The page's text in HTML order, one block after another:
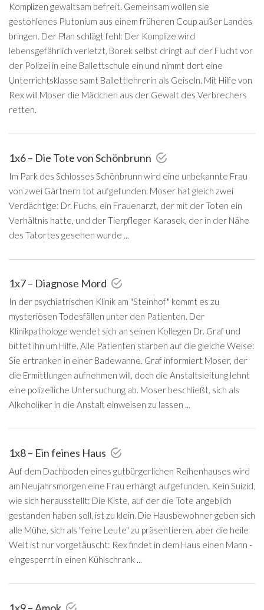
Komplizen gewaltsam befreit. Gemeinsam wollen sie
gestohlenes Plutonium aus einem früheren Coup außer Landes
bringen. Der Plan schlägt fehl: Der Komplize wird
lebensgefährlich verletzt, Borek selbst dringt auf der Flucht vor
der Polizei in eine Ballettschule ein und nimmt dort eine
Unterrichtsklasse samt Ballettlehrerin als Geiseln. Mit Hilfe von
Rex will Moser die Mädchen aus der Gewalt des Verbrechers
retten.
1x6 – Die Tote von Schönbrunn
Im Park des Schlosses Schönbrunn wird eine unbekannte Frau
von zwei Gärtnern tot aufgefunden. Moser hat gleich zwei
Verdächtige: Dr. Fuchs, ein Frauenarzt, der mit der Toten ein
Verhältnis hatte, und der Tierpfleger Karasek, der in der Nähe
des Tatortes gesehen wurde ...
1x7 – Diagnose Mord
In der psychiatrischen Klinik am "Steinhof" kommt es zu
mysteriösen Todesfällen unter den Patienten. Der
Klinikpathologe wendet sich an seinen Kollegen Dr. Graf und
bittet ihn um Hilfe. Alle Patienten starben auf die gleiche Weise:
Sie ertranken in einer Badewanne. Graf informiert Moser, der
die Ermittlungen aufnehmen will, doch die Anstaltsleitung lehnt
eine polizeiliche Untersuchung ab. Moser beschließt, sich als
Alkoholiker in die Anstalt einweisen zu lassen ...
1x8 – Ein feines Haus
Auf dem Dachboden eines gutbürgerlichen Reihenhauses wird
am Neujahrsmorgen eine Frau erhängt aufgefunden. Kein Suizid,
wie sich herausstellt: Die Kiste, auf der die Tote angeblich
gestanden haben soll, ist zu klein. Die Hausbewohner geben sich
alle Mühe, sich als "feine Leute" zu präsentieren, aber die heile
Welt ist nur vorgetäuscht: Rex findet in dem Haus einen Mann -
eingesperrt in einen Kühlschrank ...
1x9 – Amok